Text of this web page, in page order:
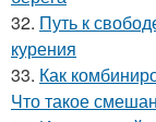
32. Путь к
курения
33. Как
Что такое